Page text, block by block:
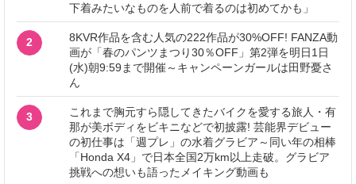
下着みたいなものを人前で着るのは初めてかも」
2
8KVR作品を含む人気の222作品が30%OFF! FANZA動
画が「春のパンツまつり30％OFF」第2弾を明日1日
(水)朝9:59まで開催～キャンペーンガールは田野憂さ
ん
3
これまで胸元すら隠してきたバイクを愛する旅人・有
那が美ボディをビキニなどで初披露! 芸能界デビュー
の初仕事は「週プレ」の水着グラビア～同い年の相棒
「Honda X4」で日本全国2万km以上走破。グラビア
挑戦への想いも語ったメイキング動画も